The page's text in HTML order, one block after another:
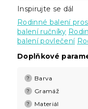
Inspirujte se dál
Rodinné balení
balení ručníky
balení povlečení
Doplňkové
? Barva
? Gramáž
? Materiál